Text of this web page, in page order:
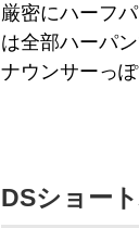
厳密にハーフ
は全部ハーパ
ナウンサーっ
DSショー